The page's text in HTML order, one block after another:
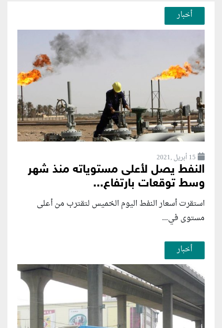
أخبار
15 أبريل ,2021
النفط يصل لأعلى مستوياته منذ شهر
وسط توقعات بارتفاع...
استقرت أسعار النفط اليوم الخميس لتقترب من أعلى
مستوى في...
أخبار